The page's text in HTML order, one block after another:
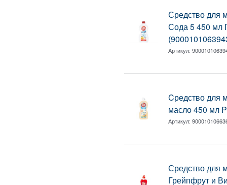
Средство для
Сода 5 450
Артикул:
Cредство для
масло 450 мл
Артикул:
Средство для
Грейпфрут и